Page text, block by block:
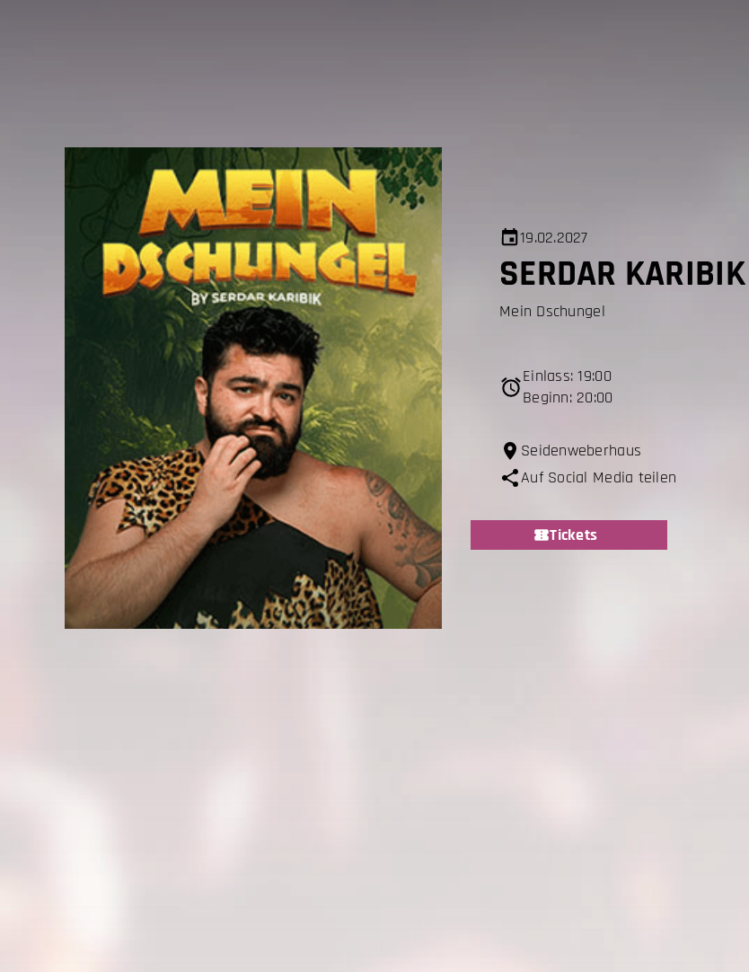
19.02.2027
SERDAR KARIBIK
Mein Dschungel
Einlass: 19:00
Beginn: 20:00
Seidenweberhaus
Auf Social Media teilen
Tickets